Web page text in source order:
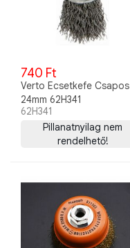
740 Ft
Verto Ecsetkefe Csapos
24mm 62H341
62H341
Pillanatnyilag nem
rendelhető!